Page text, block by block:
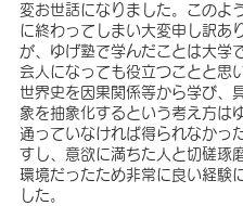
変お世話になりました。このよ
に終わってしまい大変申し訳あ
が、ゆげ塾で学んだことは大学
会人になっても役立つことと思
世界史を因果関係等から学び、
象を抽象化するという考え方は
通っていなければ得られなかっ
すし、意欲に満ちた人と切磋琢
環境だったため非常に良い経験
した。